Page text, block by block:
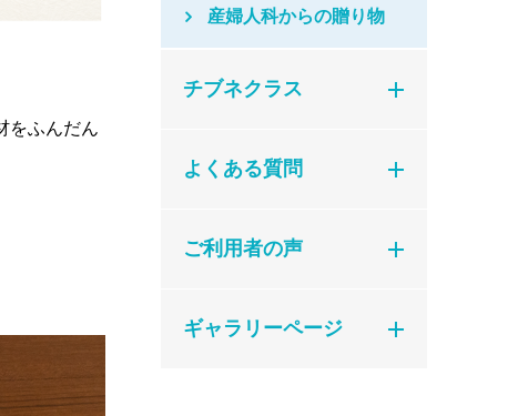
をふんだん
産婦人科からの贈り物
チブネクラス
よくある質問
ご利用者の声
ギャラリーページ